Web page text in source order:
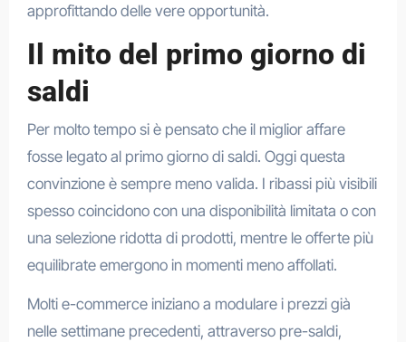
approfittando delle vere opportunità.
Il mito del primo giorno di
saldi
Per molto tempo si è pensato che il miglior affare
fosse legato al primo giorno di saldi. Oggi questa
convinzione è sempre meno valida. I ribassi più visibili
spesso coincidono con una disponibilità limitata o con
una selezione ridotta di prodotti, mentre le offerte più
equilibrate emergono in momenti meno affollati.
Molti e-commerce iniziano a modulare i prezzi già
nelle settimane precedenti, attraverso pre-saldi,